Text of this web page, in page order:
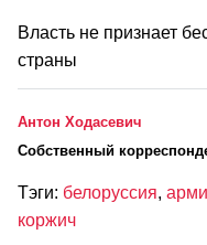
Власть не признает
страны
Антон Ходасевич
Cобственный
Тэги: белоруссия,
коржич